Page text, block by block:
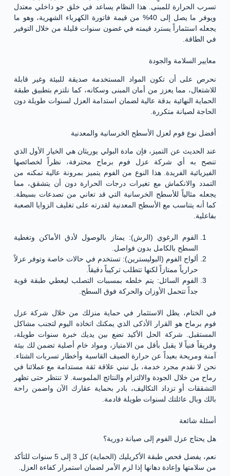
تسرب الحرارة للمبنى. هذا النظام يساعد في خلق جو داخلي معتدل
ويوفر ما يصل إلى 40% من قيمة فاتورة الكهرباء الشهرية، وهو ما
يجعله استثماراً يسترد قيمته في غضون سنوات قليلة من خلال التوفير
في الطاقة.
معايير السلامة والجودة
نحرص على أن تكون المواد المستخدمة صديقة للبيئة وغير قابلة
للاشتعال، مما يعزز من أمان المبنى وسكانه، كما نلتزم بتطبيق طبقة
الحماية النهائية بدقة عالية لضمان استدامة العزل لسنوات طويلة دون
الحاجة لصيانة متكررة.
أفضل نوع فوم لعزل الأسطح الخرسانية والمعدنية
عند الحديث عن التميز، فإن مادة البولي يوريثان هي الخيار الأول الذي
تنصح به أي شركة عزل فوم برماح محترفة، نظراً لخصائصها
الفيزيائية الفريدة. هذا النوع من الفوم يتميز بمرونة عالية تمكنه من
التمدد والانكماش مع تغيرات درجات الحرارة دون أن يتشقق، مما
يجعله مثالياً للأسطح الخرسانية التي قد تعاني من تصدعات بسيطة.
كما أنه يتناسب مع الأسطح المعدنية لقدرته على تغليف الزوايا الصعبة
بفاعلية.
الفوم الرغوي (الرش): يمتاز بالوصول لأدق الأماكن وتغطية
السطح بالكامل بدون فواصل.
ألواح الفوم (البوليسترين): تستخدم في حالات خاصة وتوفر عزلاً
حرارياً ممتازاً لكنها تتطلب تركيباً دقيقاً.
الفوم السائل: يتم خلطه بمسببات التصلب ليعطي طبقة قوية
جداً تتحمل الأوزان والحركة فوق السطح.
في الختام، يظل الاستثمار في حماية منزلك من خلال شركة عزل
فوم برماح هو القرار الأذكى الذي يمكنك اتخاذه اليوم لتجنب مشاكل
المستقبل. شركة الحل الأكيد تضع بين يديك خبرة سنوات طويلة،
وفريقاً فنياً لا يقبل بأقل من الامتياز، ومواد خام أصلية تضمن لك بيئة
آمنة ومريحة بعيداً عن حرارة الصيف القاسية وأخطار تسربات الشتاء.
نحن لا نقدم مجرد خدمة، بل نبني علاقة ثقة مستدامة مع عملائنا في
رماح من خلال الجودة والالتزام والنتائج الملموسة. لا تنتظر حتى تظهر
التشققات أو تزداد التكاليف، بادر بحماية عقارك الآن واضمن راحة
بالك وبال عائلتك لسنوات طويلة قادمة.
أسئلة شائعة
هل يحتاج عزل الفوم إلى صيانة دورية؟
نعم، يفضل فحص طبقة الأكريليك (الحماية) كل 3 إلى 5 سنوات للتأكد
من سلامتها وإعادة دهانها إذا لزم الأمر لضمان استمرار كفاءة العزل.